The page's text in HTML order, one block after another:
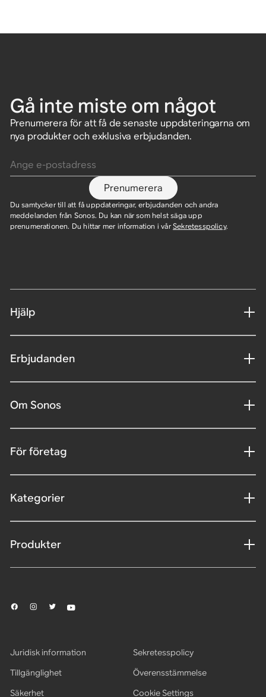
Gå inte miste om något
Prenumerera för att få de senaste uppdateringarna om
nya produkter och exklusiva erbjudanden.
Prenumerera
Du samtycker till att få uppdateringar, erbjudanden och andra
meddelanden från Sonos. Du kan när som helst säga upp
prenumerationen. Du hittar mer information i vår Sekretesspolicy.
Hjälp
Erbjudanden
Om Sonos
För företag
Kategorier
Produkter
Juridisk information
Sekretesspolicy
Tillgänglighet
Överensstämmelse
Säkerhet
Cookie Settings